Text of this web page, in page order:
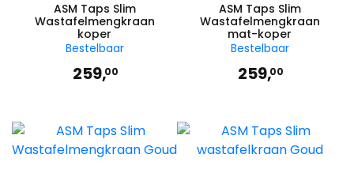
ASM Taps Slim
Wastafelmengkraan
koper
Bestelbaar
259,00
ASM Taps Slim
Wastafelmengkraan
mat-koper
Bestelbaar
259,00